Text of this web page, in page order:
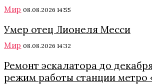
Мир 08.08.2026 14:55
Умер отец Лионеля Месси
Мир 08.08.2026 14:32
Ремонт эскалатора до
режим работы станции метро